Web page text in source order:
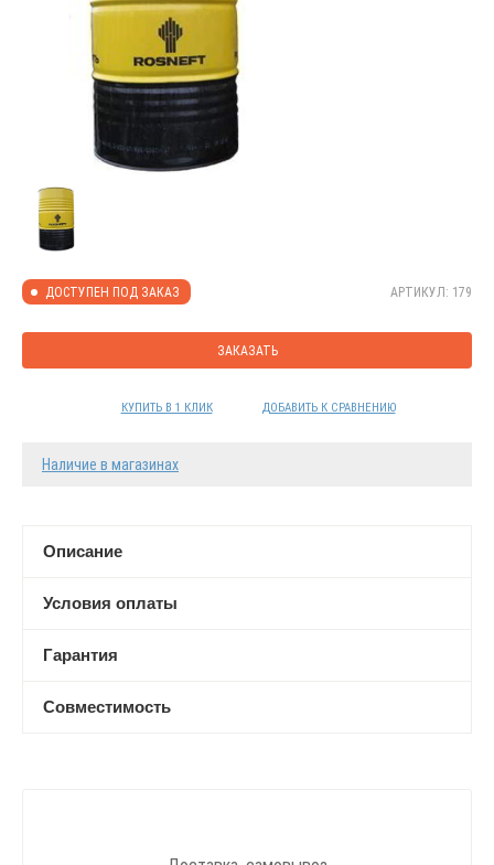
ДОСТУПЕН ПОД ЗАКАЗ АРТИКУЛ: 179
ЗАКАЗАТЬ
КУПИТЬ В 1 КЛИК ДОБАВИТЬ К СРАВНЕНИЮ
Наличие в магазинах
Описание
Условия оплаты
Гарантия
Совместимость